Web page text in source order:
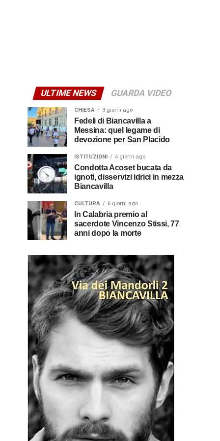
ULTIME NEWS GUARDA VIDEO
CHIESA 3 giorni ago
Fedeli di Biancavilla a
Messina: quel legame di
devozione per San Placido
ISTITUZIONI 4 giorni ago
Condotta Acoset bucata da
ignoti, disservizi idrici in mezza
Biancavilla
CULTURA 6 giorni ago
In Calabria premio al
sacerdote Vincenzo Stissi, 77
anni dopo la morte